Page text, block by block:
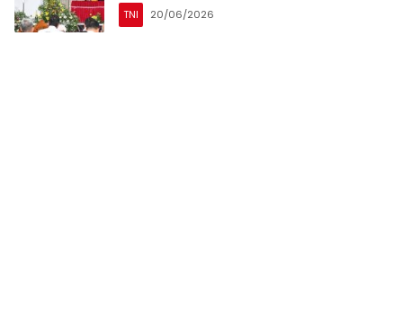
TNI 20/06/2026